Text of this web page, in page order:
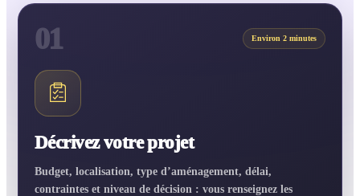
01 Environ 2 minutes
Décrivez votre projet
Budget, localisation, type d’aménagement, délai,
contraintes et niveau de décision : vous renseignez les